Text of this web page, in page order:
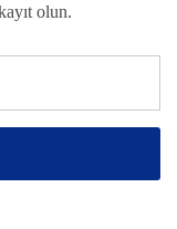
olun.